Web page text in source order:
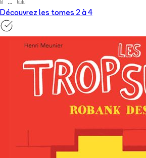
Découvrez les tomes 2 à 4